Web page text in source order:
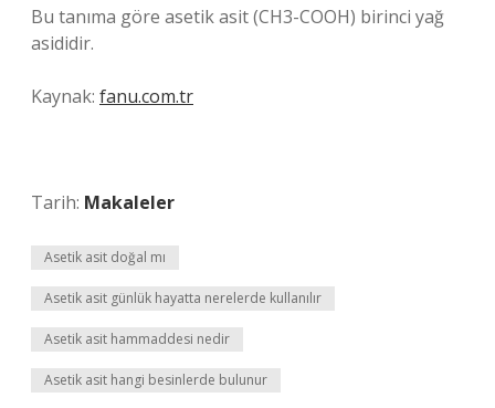
Bu tanıma göre asetik asit (CH3-COOH) birinci yağ
asididir.
Kaynak: fanu.com.tr
Tarih: Makaleler
Asetik asit doğal mı
Asetik asit günlük hayatta nerelerde kullanılır
Asetik asit hammaddesi nedir
Asetik asit hangi besinlerde bulunur